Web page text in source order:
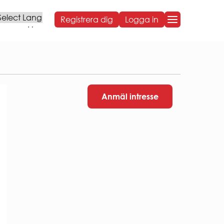
by
Registrera dig Logga in
OM BOSTADEN
Styrelse och organisation
Sammanträdestider
Anmäl intresse